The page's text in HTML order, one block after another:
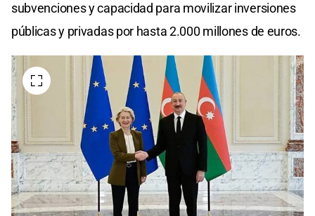
subvenciones y capacidad para movilizar inversiones
públicas y privadas por hasta 2.000 millones de euros.